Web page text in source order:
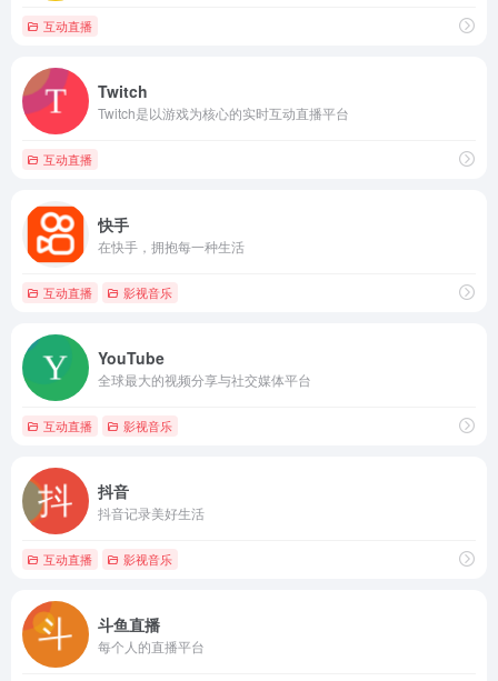
互动直播
Twitch
Twitch是以游戏为核心的实时互动直播平台
互动直播
快手
在快手，拥抱每一种生活
互动直播 影视音乐
YouTube
全球最大的视频分享与社交媒体平台
互动直播 影视音乐
抖音
抖音记录美好生活
互动直播 影视音乐
斗鱼直播
每个人的直播平台